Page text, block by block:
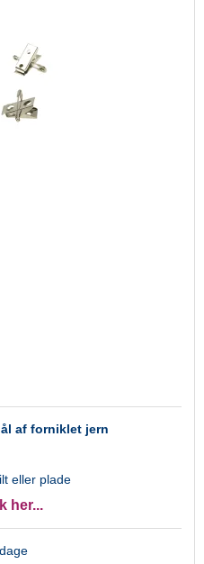
af forniklet jern
eller plade
her...